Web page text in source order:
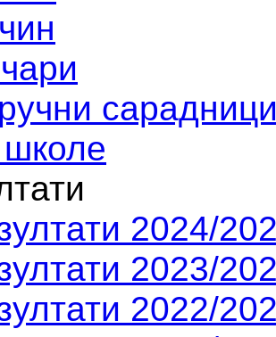
2024/
2023/
2022/